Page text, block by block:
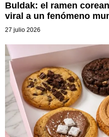
Buldak: el ramen
viral a un fenómeno
27 julio 2026